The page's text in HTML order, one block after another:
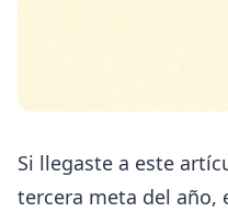
Si llegaste a este
tercera meta del año,